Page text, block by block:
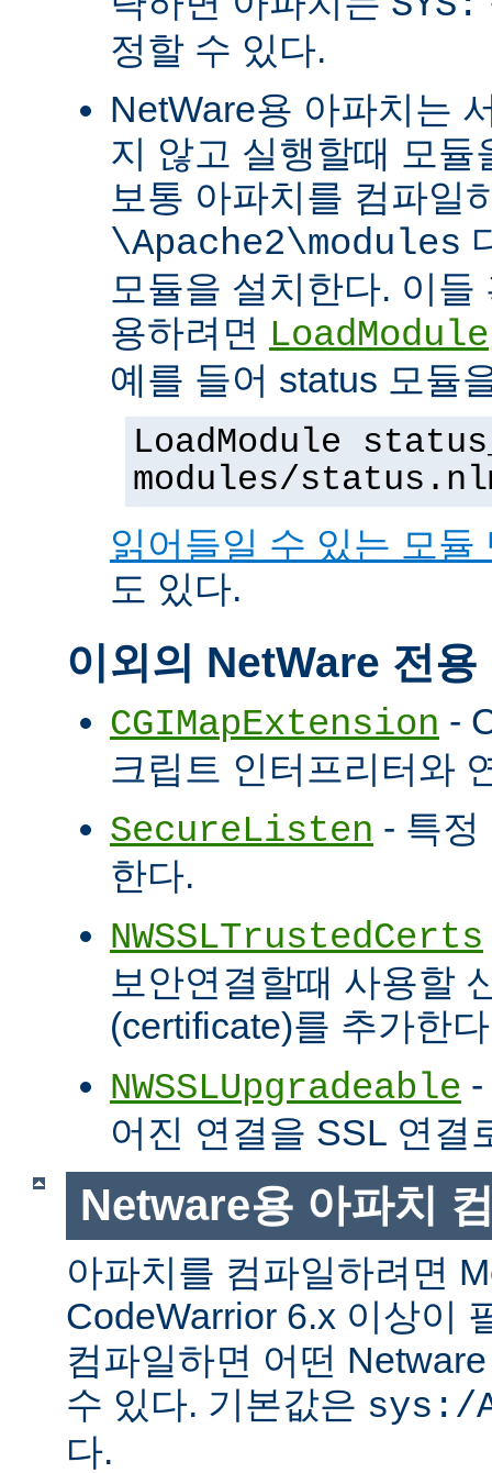
정할 수 있다.
NetWare용 아파치는
지 않고 실행할때 모듈
보통 아파치를 컴파일
\Apache2\modules
모듈을 설치한다. 이
용하려면 LoadModule
예를 들어 status 모듈
LoadModule
modules/
읽어들일 수 있는 모듈
도 있다.
이외의 NetWare 전
CGIMapExtension -
크립트 인터프리터와
SecureListen - 특정
한다.
NWSSLTrustedCerts
보안연결할때 사용할
(certificate)를 추가한
NWSSLUpgradeable
어진 연결을 SSL 연결
Netware용 아파치
아파치를 컴파일하려면
CodeWarrior 6.x 이상이
컴파일하면 어떤
수 있다. 기본값은 sys:/
다.